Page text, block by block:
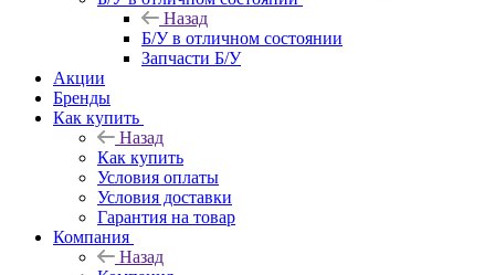
Назад
Б/У в отличном состоянии
Запчасти Б/У
Акции
Бренды
Как купить
Назад
Как купить
Условия оплаты
Условия доставки
Гарантия на товар
Компания
Назад